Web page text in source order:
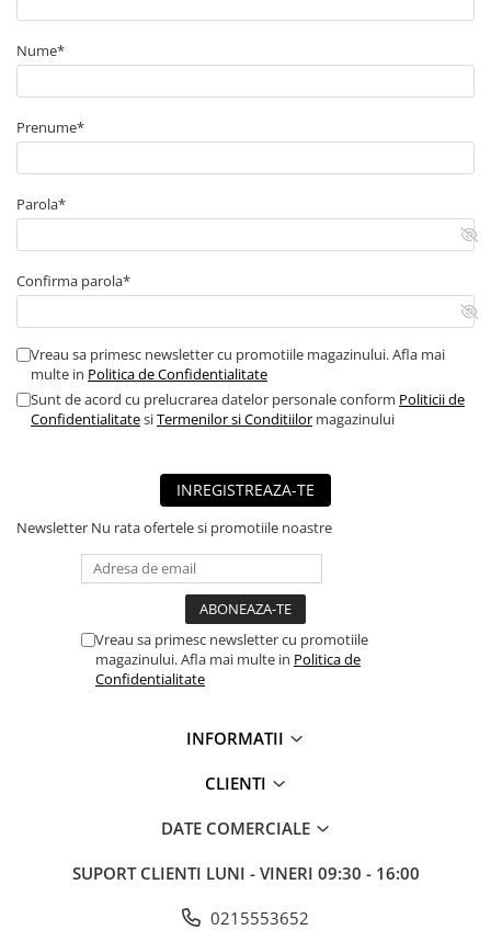
■ Consumabile service
■ Echipamente de ridicare
■ Echipamente atelier
pneumatice
■ Consumabile vopsitorie
■ Accesorii vehicule electrice
■ Mobilier service
■ Bancuri de scule
► Ulei motor autoturisme
■ Ulei motor RAVENOL
■ Ulei motor LIQUI MOLY
■ Ulei motor FUCHS
■ Ulei motor ROWE
Nume*
Prenume*
Parola*
Confirma parola*
Vreau sa primesc newsletter cu promotiile magazinului. Afla mai
multe in Politica de Confidentialitate
Sunt de acord cu prelucrarea datelor personale conform Politicii de
ConfidentialitatesiTermenilor si Conditiilor magazinului
INREGISTREAZA-TE
Newsletter Nu rata ofertele si promotiile noastre
Vreau sa primesc newsletter cu promotiile
magazinului. Afla mai multe in Politica de
Confidentialitate
INFORMATII
CLIENTI
DATE COMERCIALE
SUPORT CLIENTI LUNI - VINERI 09:30 - 16:00
0215553652